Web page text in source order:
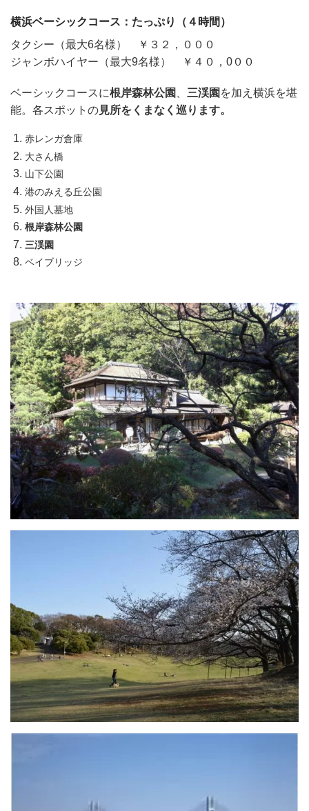
横浜ベーシックコース：たっぷり（４時間）
タクシー（最大6名様） ￥３２，０００
ジャンボハイヤー（最大9名様） ￥４０，0００
ベーシックコースに根岸森林公園 、 三渓園 を加え横浜を堪
能。各スポットの見所をくまなく巡ります。
赤レンガ倉庫
大さん橋
山下公園
港のみえる丘公園
外国人墓地
根岸森林公園
三渓園
ベイブリッジ